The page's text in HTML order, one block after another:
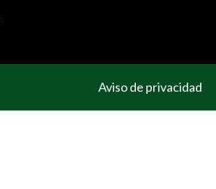
Aviso de privacidad